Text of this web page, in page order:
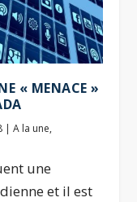
« MENACE »
|A la une,
une
et il est